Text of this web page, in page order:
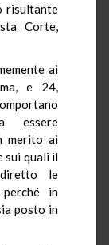
risultante
Corte,
ai
e 24,
essere
merito ai
sui quali il
le
in
posto in